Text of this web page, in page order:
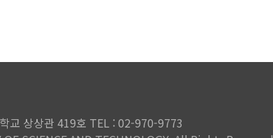
교 상상관 419호 TEL : 02-970-9773